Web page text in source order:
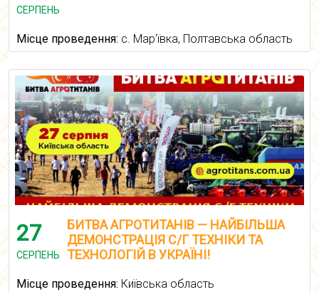
СЕРПЕНЬ
Місце проведення: с. Мар'ївка, Полтавська область
27
СЕРПЕНЬ
БИТВА АГРОТИТАНІВ — НАЙБІЛЬША
ДЕМОНСТРАЦІЯ С/Г ТЕХНІКИ ТА
ТЕХНОЛОГІЙ В УКРАЇНІ!
Місце проведення: Київська область